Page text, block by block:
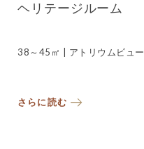
ヘリテージルーム
38～45㎡ | アトリウムビュー
さらに読む